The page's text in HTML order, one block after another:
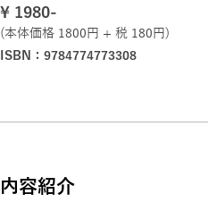
\ 1980-
(本体価格 1800円 + 税 180円)
ISBN：9784774773308
内容紹介